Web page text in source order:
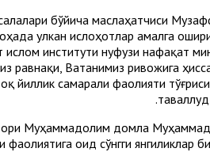
бўйича маслаҳатчиси
улкан ислоҳотлар амалга
институти нуфузи нафақат
равнақи, Ватанимиз ривожига
йиллик самарали фаолияти
Муҳаммадолим домла
оид сўнгги янгиликлар